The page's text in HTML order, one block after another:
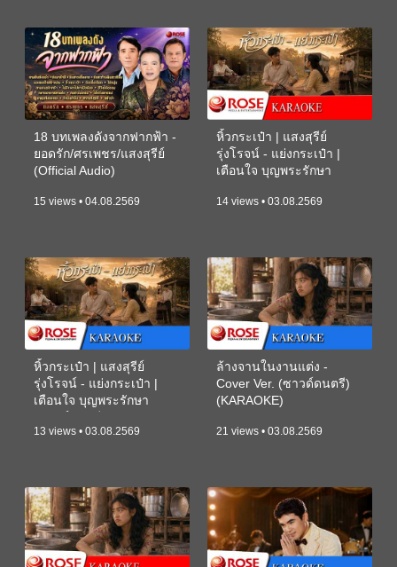
18 บทเพลงดังจากฟากฟ้า -
ยอดรัก/ศรเพชร/แสงสุรีย์
(Official Audio)
15 views • 04.08.2569
หิ้วกระเป๋า | แสงสุรีย์
รุ่งโรจน์ - แย่งกระเป๋า |
เตือนใจ บุญพระรักษา
14 views • 03.08.2569
หิ้วกระเป๋า | แสงสุรีย์
รุ่งโรจน์ - แย่งกระเป๋า |
เตือนใจ บุญพระรักษา
13 views • 03.08.2569
ล้างจานในงานแต่ง -
Cover Ver. (ซาวด์ดนตรี)
(KARAOKE)
21 views • 03.08.2569